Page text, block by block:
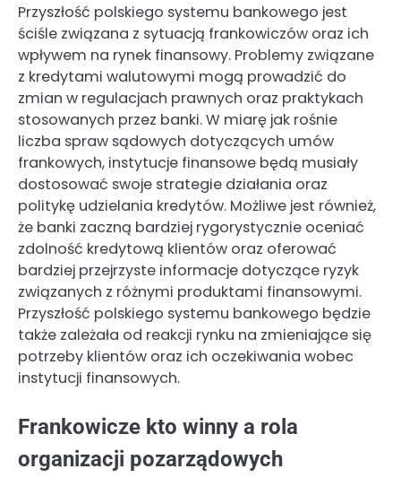
Przyszłość polskiego systemu bankowego jest
ściśle związana z sytuacją frankowiczów oraz ich
wpływem na rynek finansowy. Problemy związane
z kredytami walutowymi mogą prowadzić do
zmian w regulacjach prawnych oraz praktykach
stosowanych przez banki. W miarę jak rośnie
liczba spraw sądowych dotyczących umów
frankowych, instytucje finansowe będą musiały
dostosować swoje strategie działania oraz
politykę udzielania kredytów. Możliwe jest również,
że banki zaczną bardziej rygorystycznie oceniać
zdolność kredytową klientów oraz oferować
bardziej przejrzyste informacje dotyczące ryzyk
związanych z różnymi produktami finansowymi.
Przyszłość polskiego systemu bankowego będzie
także zależała od reakcji rynku na zmieniające się
potrzeby klientów oraz ich oczekiwania wobec
instytucji finansowych.
Frankowicze kto winny a rola
organizacji pozarządowych